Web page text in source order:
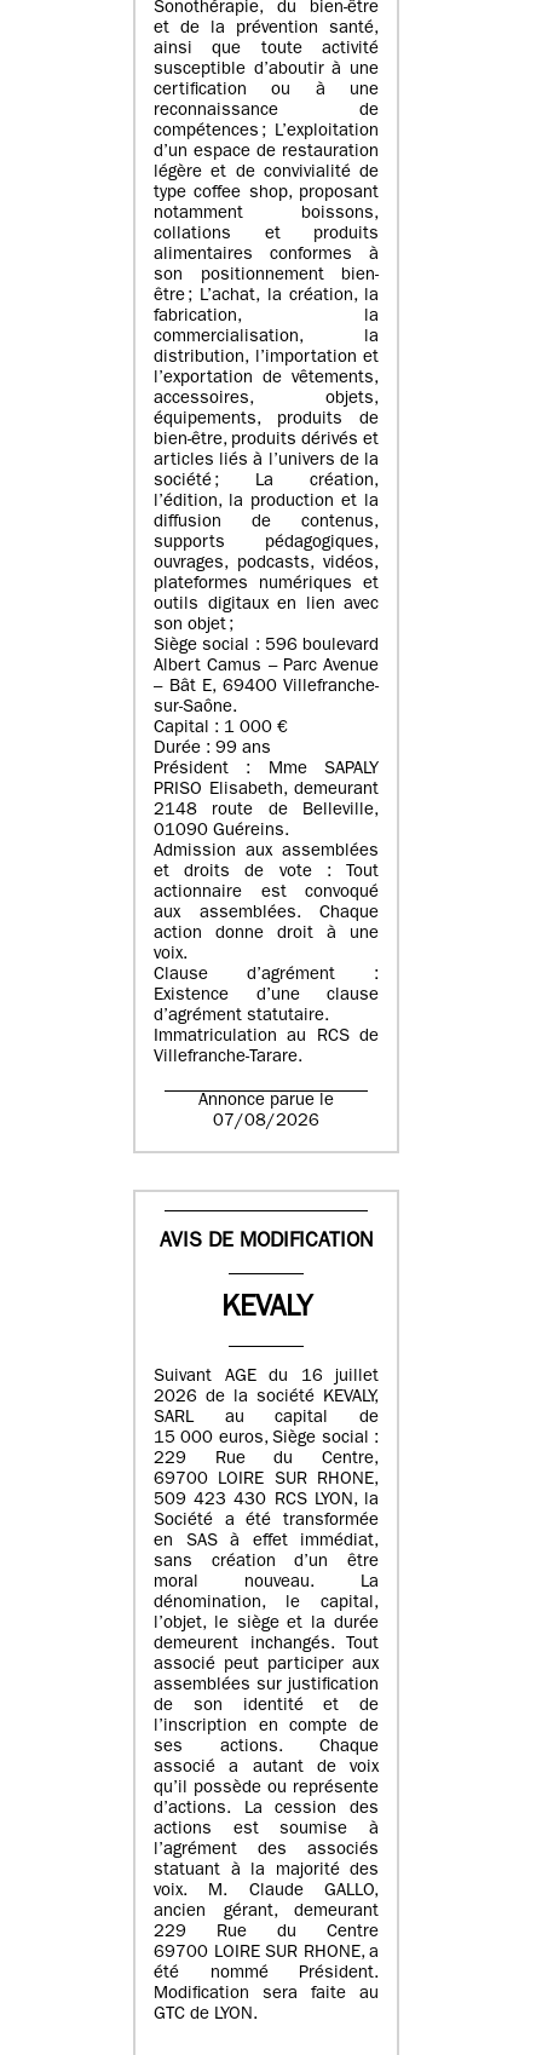
Sonothérapie, du bien-être
et de la prévention santé,
ainsi que toute activité
susceptible d’aboutir à une
certification ou à une
reconnaissance de
compétences ; L’exploitation
d’un espace de restauration
légère et de convivialité de
type coffee shop, proposant
notamment boissons,
collations et produits
alimentaires conformes à
son positionnement bien-
être ; L’achat, la création, la
fabrication, la
commercialisation, la
distribution, l’importation et
l’exportation de vêtements,
accessoires, objets,
équipements, produits de
bien-être, produits dérivés et
articles liés à l’univers de la
société ; La création,
l’édition, la production et la
diffusion de contenus,
supports pédagogiques,
ouvrages, podcasts, vidéos,
plateformes numériques et
outils digitaux en lien avec
son objet ;
Siège social : 596 boulevard
Albert Camus – Parc Avenue
– Bât E, 69400 Villefranche-
sur-Saône.
Capital : 1 000 €
Durée : 99 ans
Président : Mme SAPALY
PRISO Elisabeth, demeurant
2148 route de Belleville,
01090 Guéreins.
Admission aux assemblées
et droits de vote : Tout
actionnaire est convoqué
aux assemblées. Chaque
action donne droit à une
voix.
Clause d’agrément :
Existence d’une clause
d’agrément statutaire.
Immatriculation au RCS de
Villefranche-Tarare.
Annonce parue le
07/08/2026
AVIS DE MODIFICATION
KEVALY
Suivant AGE du 16 juillet
2026 de la société KEVALY,
SARL au capital de
15 000 euros, Siège social :
229 Rue du Centre,
69700 LOIRE SUR RHONE,
509 423 430 RCS LYON, la
Société a été transformée
en SAS à effet immédiat,
sans création d’un être
moral nouveau. La
dénomination, le capital,
l’objet, le siège et la durée
demeurent inchangés. Tout
associé peut participer aux
assemblées sur justification
de son identité et de
l’inscription en compte de
ses actions. Chaque
associé a autant de voix
qu’il possède ou représente
d’actions. La cession des
actions est soumise à
l’agrément des associés
statuant à la majorité des
voix. M. Claude GALLO,
ancien gérant, demeurant
229 Rue du Centre
69700 LOIRE SUR RHONE, a
été nommé Président.
Modification sera faite au
GTC de LYON.